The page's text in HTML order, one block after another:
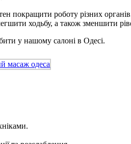
покращити роботу різних
ходьбу, а також зменшити
у нашому салоні в Одесі.